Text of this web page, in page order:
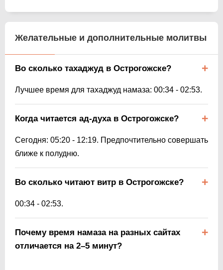
Желательные и дополнительные молитвы
Во сколько тахаджуд в Острогожске?
Лучшее время для тахаджуд намаза: 00:34 - 02:53.
Когда читается ад-духа в Острогожске?
Сегодня: 05:20 - 12:19. Предпочтительно совершать
ближе к полудню.
Во сколько читают витр в Острогожске?
00:34 - 02:53.
Почему время намаза на разных сайтах
отличается на 2–5 минут?